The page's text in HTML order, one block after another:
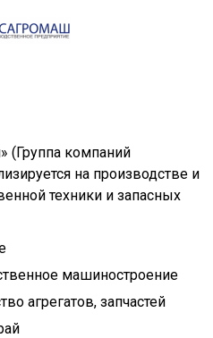
(Группа компаний
на производстве и
техники и запасных
машиностроение
агрегатов, запчастей